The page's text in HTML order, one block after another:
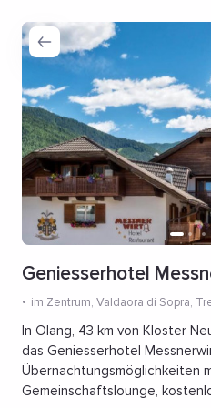
Geniesserhotel
im Zentrum, Valdaora di Sopra,
In Olang, 43 km von Kloster
das Geniesserhotel
Übernachtungsmöglichkeiten
Gemeinschaftslounge,